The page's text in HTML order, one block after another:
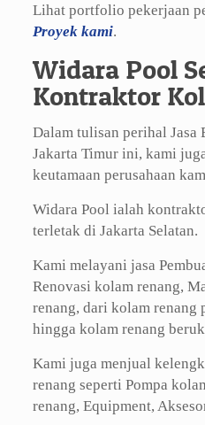
Lihat portfolio pekerjaan
Proyek kami.
Widara Pool
Kontraktor
Dalam tulisan perihal Jasa
Jakarta Timur ini, kami
keutamaan perusahaan
Widara Pool ialah
terletak di Jakarta Selatan.
Kami melayani jasa
Renovasi kolam renang,
renang, dari kolam renang
hingga kolam renang
Kami juga menjual
renang seperti Pompa
renang, Equipment,